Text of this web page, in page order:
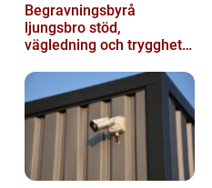
Begravningsbyrå
ljungsbro stöd,
vägledning och trygghet